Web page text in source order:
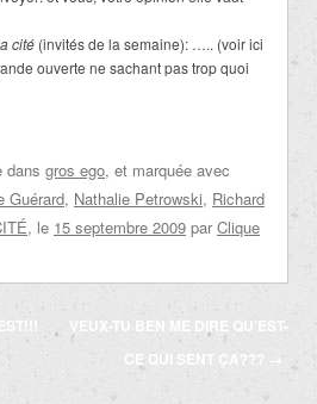
cité (invités de la semaine): ….. (voir ici
ouverte ne sachant pas trop quoi
dans gros ego, et marquée avec
Guérard, Nathalie Petrowski, Richard
, le 15 septembre 2009 par Clique
VEUX-TU BEN ME DIRE QU’EST-
CE QUI SENT ÇA???